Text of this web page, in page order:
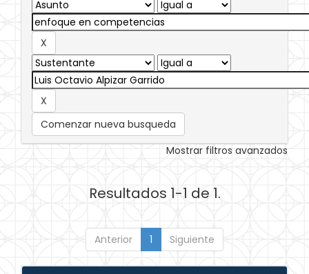
Comenzar nueva busqueda
Mostrar filtros avanzados
Resultados 1-1 de 1.
Anterior 1 Siguiente